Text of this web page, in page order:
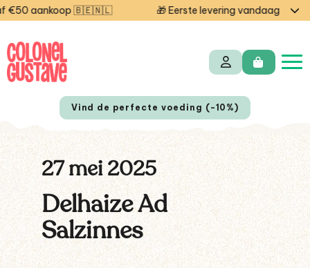
€50 aankoop 🇧🇪🇳🇱 🎁 Eerste levering vandaag
EN FR
Vind de perfecte voeding (-10%)
27 mei 2025
Delhaize Ad
Salzinnes